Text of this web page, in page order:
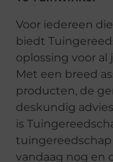
Voor iedereen
biedt
oplossing voor
Met een breed
producten, de
deskundig
is
vandaag nog en